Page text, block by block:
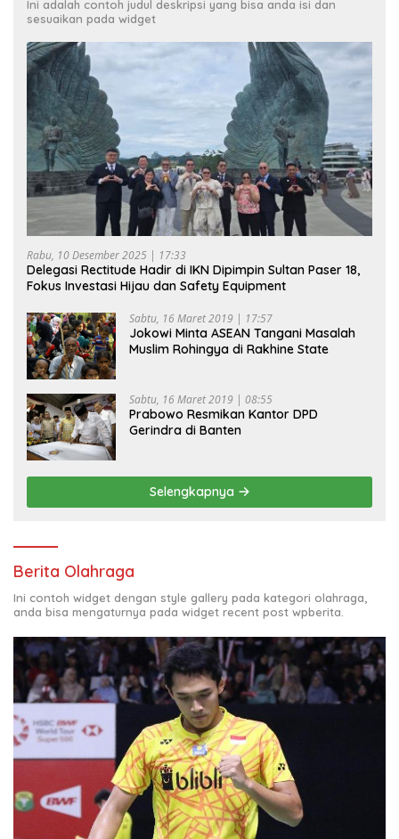
Ini adalah contoh judul deskripsi yang bisa anda isi dan
sesuaikan pada widget
Rabu, 10 Desember 2025 | 17:33
Delegasi Rectitude Hadir di IKN Dipimpin Sultan Paser 18,
Fokus Investasi Hijau dan Safety Equipment
Sabtu, 16 Maret 2019 | 17:57
Jokowi Minta ASEAN Tangani Masalah
Muslim Rohingya di Rakhine State
Sabtu, 16 Maret 2019 | 08:55
Prabowo Resmikan Kantor DPD
Gerindra di Banten
Selengkapnya
Berita Olahraga
Ini contoh widget dengan style gallery pada kategori olahraga,
anda bisa mengaturnya pada widget recent post wpberita.